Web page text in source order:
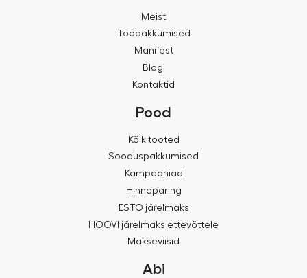
Meist
Tööpakkumised
Manifest
Blogi
Kontaktid
Pood
Kõik tooted
Sooduspakkumised
Kampaaniad
Hinnapäring
ESTO järelmaks
HOOVI järelmaks ettevõttele
Makseviisid
Abi